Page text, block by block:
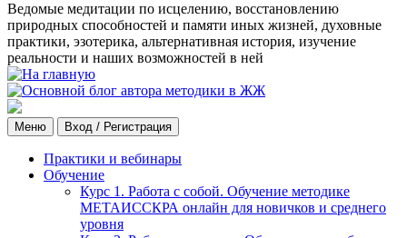
Ведомые медитации по исцелению, восстановлению
природных способностей и памяти иных жизней, духовные
практики, эзотерика, альтернативная история, изучение
реальности и наших возможностей в ней
Меню Вход / Регистрация
Практики и вебинары
Обучение
Курс 1. Работа с собой. Обучение методике
МЕТАИССКРА онлайн для новичков и среднего
уровня